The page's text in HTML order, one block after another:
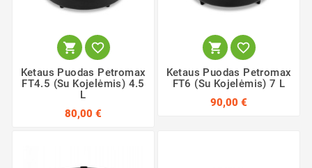
 
Ketaus Puodas Petromax
FT4.5 (su Kojelėmis) 4.5
L
80,00 €
 
Ketaus Puodas Petromax
FT6 (su Kojelėmis) 7 L
90,00 €